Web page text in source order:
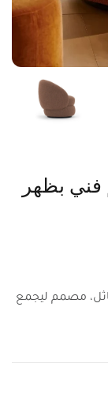
فني بظهر
مصمم ليجمع